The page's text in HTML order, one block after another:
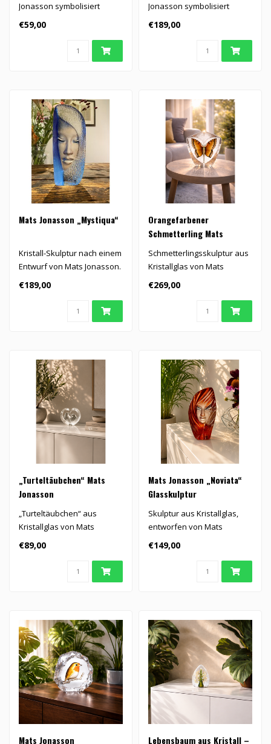
Jonasson symbolisiert
Familie, Verbundenheit,
Wachstum u..
€59,00
Jonasson symbolisiert
Familie, Verbundenheit,
Wachstum u..
€189,00
Mats Jonasson „Mystiqua“
Kristall-Skulptur nach einem
Entwurf von Mats Jonasson.
€189,00
Orangefarbener
Schmetterling Mats
Jonasson
Schmetterlingsskulptur aus
Kristallglas von Mats
Jonasson, handgefertigt
und von..
€269,00
„Turteltäubchen“ Mats
Jonasson
„Turteltäubchen“ aus
Kristallglas von Mats
Jonasson.
€89,00
Mats Jonasson „Noviata“
Glasskulptur
Skulptur aus Kristallglas,
entworfen von Mats
Jonasson.
€149,00
Mats Jonasson Lebensbaum aus Kristall –